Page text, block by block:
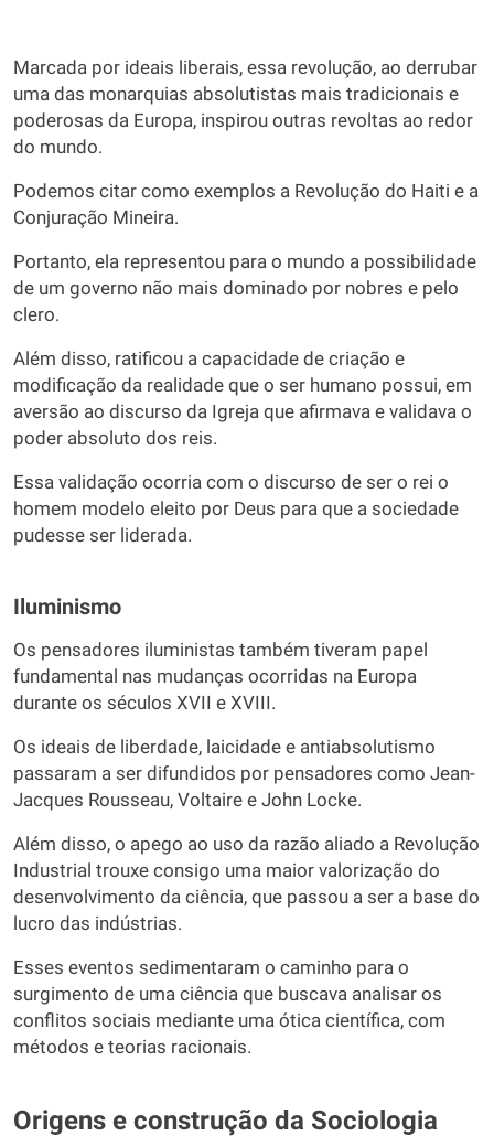
Marcada por ideais liberais, essa revolução, ao derrubar
uma das monarquias absolutistas mais tradicionais e
poderosas da Europa, inspirou outras revoltas ao redor
do mundo.
Podemos citar como exemplos a Revolução do Haiti e a
Conjuração Mineira.
Portanto, ela representou para o mundo a possibilidade
de um governo não mais dominado por nobres e pelo
clero.
Além disso, ratificou a capacidade de criação e
modificação da realidade que o ser humano possui, em
aversão ao discurso da Igreja que afirmava e validava o
poder absoluto dos reis.
Essa validação ocorria com o discurso de ser o rei o
homem modelo eleito por Deus para que a sociedade
pudesse ser liderada.
Iluminismo
Os pensadores iluministas também tiveram papel
fundamental nas mudanças ocorridas na Europa
durante os séculos XVII e XVIII.
Os ideais de liberdade, laicidade e antiabsolutismo
passaram a ser difundidos por pensadores como Jean-
Jacques Rousseau, Voltaire e John Locke.
Além disso, o apego ao uso da razão aliado a Revolução
Industrial trouxe consigo uma maior valorização do
desenvolvimento da ciência, que passou a ser a base do
lucro das indústrias.
Esses eventos sedimentaram o caminho para o
surgimento de uma ciência que buscava analisar os
conflitos sociais mediante uma ótica científica, com
métodos e teorias racionais.
Origens e construção da Sociologia